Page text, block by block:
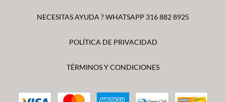
NECESITAS AYUDA ? WHATSAPP 316 882 8925
POLÍTICA DE PRIVACIDAD
TÉRMINOS Y CONDICIONES